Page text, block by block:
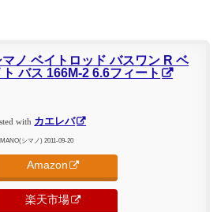
マノ ベイトロッド バスワン R ベ
ト バス 166M-2 6.6フィート
with カエレバ
シマノ) 2011-09-20
Amazon
楽天市場